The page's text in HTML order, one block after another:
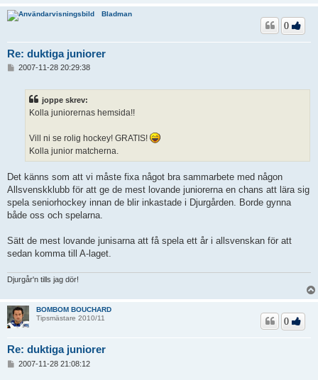
Bladman
Re: duktiga juniorer
0
2007-11-28 20:29:38
joppe skrev:
Kolla juniorernas hemsida!!
Vill ni se rolig hockey! GRATIS!
Kolla junior matcherna.
Det känns som att vi måste fixa något bra sammarbete med någon
Allsvenskklubb för att ge de mest lovande juniorerna en chans att lära sig
spela seniorhockey innan de blir inkastade i Djurgården. Borde gynna
både oss och spelarna.
Sätt de mest lovande junisarna att få spela ett år i allsvenskan för att
sedan komma till A-laget.
Djurgår'n tills jag dör!
BOMBOM BOUCHARD
Tipsmästare 2010/11
Re: duktiga juniorer
0
2007-11-28 21:08:12